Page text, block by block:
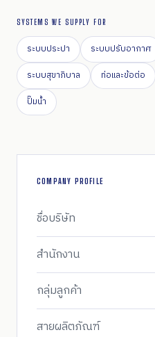
SYSTEMS WE SUPPLY FOR
ระบบประปา ระบบปรับอากาศ
ระบบสุขาภิบาล
ท่อและข้อต่อ
ปั๊มน้ำ
COMPANY PROFILE
ชื่อบริษัท
สำนักงาน
กลุ่มลูกค้า
สายผลิตภัณฑ์